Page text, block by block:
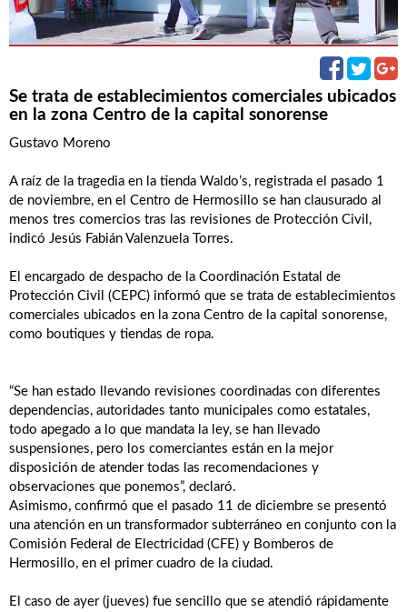
Se trata de establecimientos comerciales ubicados
en la zona Centro de la capital sonorense
Gustavo Moreno
A raíz de la tragedia en la tienda Waldo’s, registrada el pasado 1
de noviembre, en el Centro de Hermosillo se han clausurado al
menos tres comercios tras las revisiones de Protección Civil,
indicó Jesús Fabián Valenzuela Torres.
El encargado de despacho de la Coordinación Estatal de
Protección Civil (CEPC) informó que se trata de establecimientos
comerciales ubicados en la zona Centro de la capital sonorense,
como boutiques y tiendas de ropa.
“Se han estado llevando revisiones coordinadas con diferentes
dependencias, autoridades tanto municipales como estatales,
todo apegado a lo que mandata la ley, se han llevado
suspensiones, pero los comerciantes están en la mejor
disposición de atender todas las recomendaciones y
observaciones que ponemos”, declaró.
Asimismo, confirmó que el pasado 11 de diciembre se presentó
una atención en un transformador subterráneo en conjunto con la
Comisión Federal de Electricidad (CFE) y Bomberos de
Hermosillo, en el primer cuadro de la ciudad.
El caso de ayer (jueves) fue sencillo que se atendió rápidamente